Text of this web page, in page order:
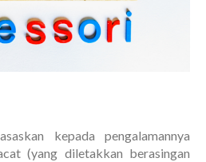
kepada pengalamannya
(yang diletakkan berasingan